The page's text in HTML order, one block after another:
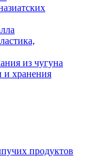
из чугуна
и хранения
продуктов